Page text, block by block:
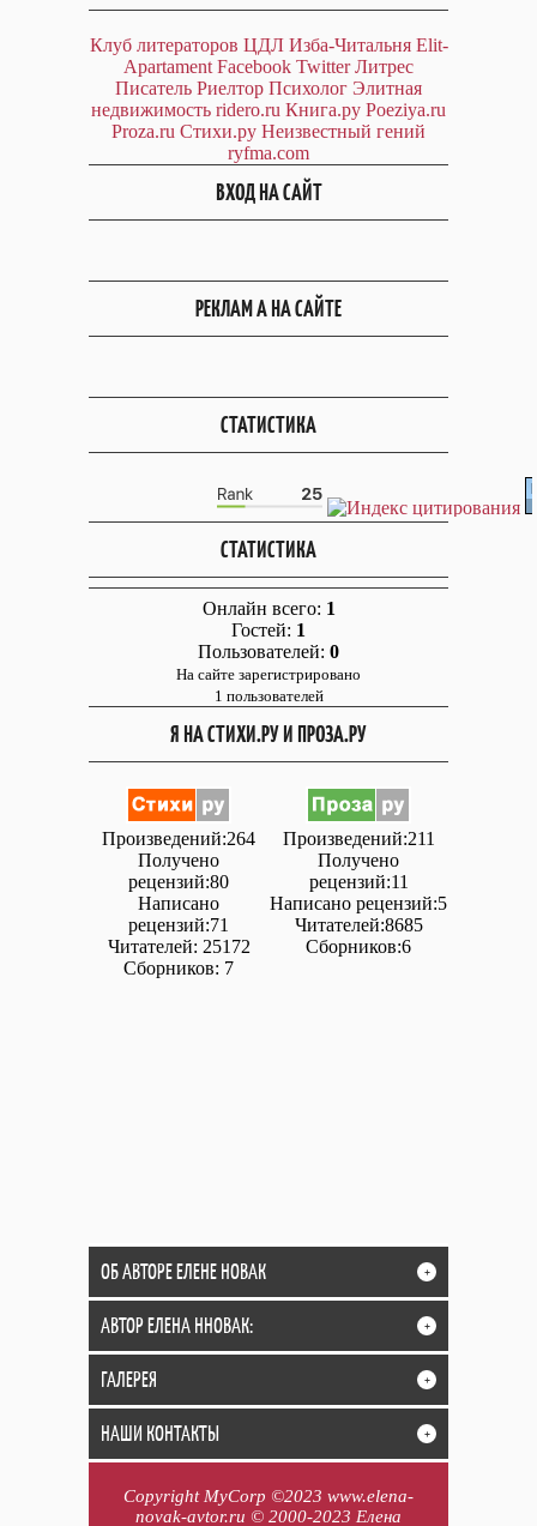
Клуб литераторов ЦДЛ Изба-Читальня Elit-
Apartament Facebook Twitter Литрес
Писатель Риелтор Психолог Элитная
недвижимость ridero.ru Книга.ру Poeziya.ru
Proza.ru Стихи.ру Неизвестный гений
ryfma.com
ВХОД НА САЙТ
РЕКЛАМ А НА САЙТЕ
СТАТИСТИКА
СТАТИСТИКА
Онлайн всего: 1
Гостей: 1
Пользователей: 0
На сайте зарегистрировано
1 пользователей
Я НА СТИХИ.РУ И ПРОЗА.РУ
Произведений:264
Получено
рецензий:80
Написано
рецензий:71
Читателей: 25172
Сборников: 7
Произведений:211
Получено
рецензий:11
Написано рецензий:5
Читателей:8685
Сборников:6
ОБ АВТОРЕ ЕЛЕНЕ НОВАК +
АВТОР ЕЛЕНА ННОВАК: +
ГАЛЕРЕЯ +
НАШИ КОНТАКТЫ +
Copyright MyCorp ©2023 www.elena-
novak-avtor.ru © 2000-2023 Елена